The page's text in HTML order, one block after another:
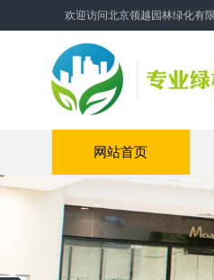
欢迎访问北京领越园林绿化有
网站首页